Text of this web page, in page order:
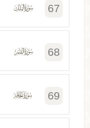
67
68
69